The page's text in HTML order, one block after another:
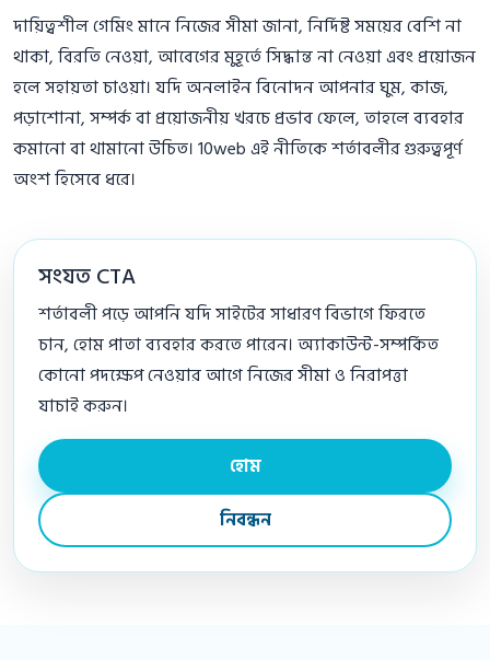
দায়িত্বশীল গেমিং মানে নিজের সীমা জানা, নির্দিষ্ট সময়ের বেশি না
থাকা, বিরতি নেওয়া, আবেগের মুহূর্তে সিদ্ধান্ত না নেওয়া এবং প্রয়োজন
হলে সহায়তা চাওয়া। যদি অনলাইন বিনোদন আপনার ঘুম, কাজ,
পড়াশোনা, সম্পর্ক বা প্রয়োজনীয় খরচে প্রভাব ফেলে, তাহলে ব্যবহার
কমানো বা থামানো উচিত। 10web এই নীতিকে শর্তাবলীর গুরুত্বপূর্ণ
অংশ হিসেবে ধরে।
সংযত CTA
শর্তাবলী পড়ে আপনি যদি সাইটের সাধারণ বিভাগে ফিরতে
চান, হোম পাতা ব্যবহার করতে পারেন। অ্যাকাউন্ট-সম্পর্কিত
কোনো পদক্ষেপ নেওয়ার আগে নিজের সীমা ও নিরাপত্তা
যাচাই করুন।
হোম
নিবন্ধন